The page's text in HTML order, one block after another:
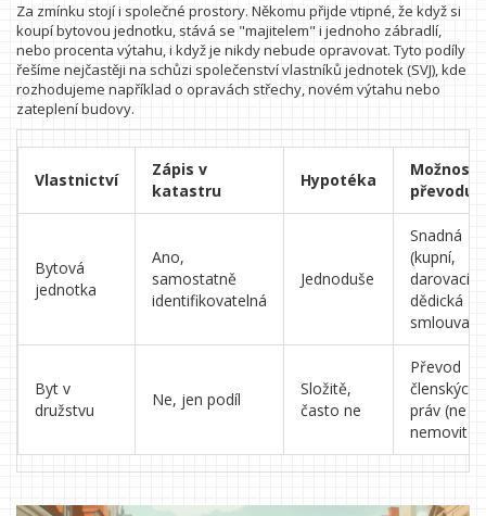
Za zmínku stojí i společné prostory. Někomu přijde vtipné, že když si
koupí bytovou jednotku, stává se "majitelem" i jednoho zábradlí,
nebo procenta výtahu, i když je nikdy nebude opravovat. Tyto podíly
řešíme nejčastěji na schůzi společenství vlastníků jednotek (SVJ), kde
rozhodujeme například o opravách střechy, novém výtahu nebo
zateplení budovy.
Vlastnictví
Zápis v
katastru
Hypotéka
Možnost
převodu
Bytová
jednotka
Ano,
samostatně
identifikovatelná
Jednoduše
Snadná
(kupní,
darovací,
dědická
smlouva)
Byt v
družstvu
Ne, jen podíl
Složitě,
často ne
Převod
členských
práv (ne